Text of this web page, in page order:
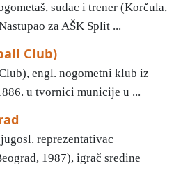
sudac i trener (Korčula,
za AŠK Split ...
Club)
engl. nogometni klub iz
u tvornici municije u ...
reprezentativac
1987), igrač sredine